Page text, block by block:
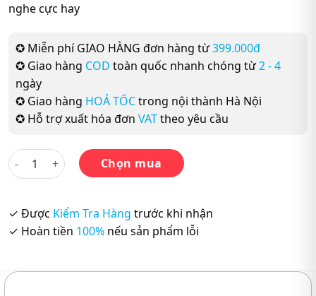
nghe cực hay
✪ Miễn phí GIAO HÀNG đơn hàng từ399.000đ
✪ Giao hàng COD toàn quốc nhanh chóng từ2 - 4
ngày
✪ Giao hàng HOẢ TỐCtrong nội thành Hà Nội
✪ Hỗ trợ xuất hóa đơn VATtheo yêu cầu
Combo 2 Sách: Family And Friends Starter (Classbook +
Chọn mua
✓ Được Kiểm Tra Hàng trước khi nhận
✓ Hoàn tiền 100% nếu sản phẩm lỗi